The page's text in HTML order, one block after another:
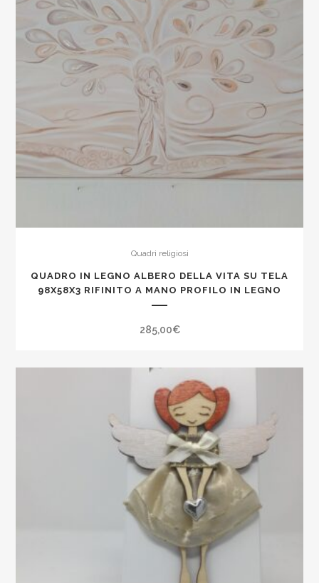
Quadri religiosi
QUADRO IN LEGNO ALBERO DELLA VITA SU TELA
98X58X3 RIFINITO A MANO PROFILO IN LEGNO
285,00€